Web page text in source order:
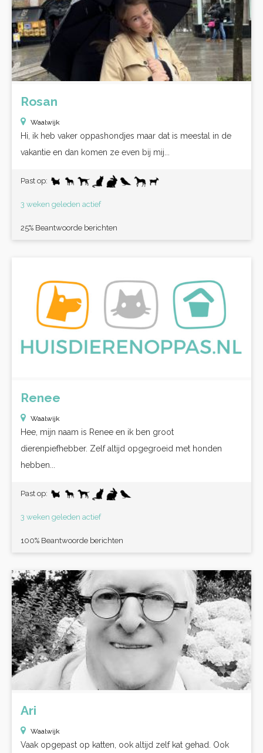
Rosan
Waalwijk
Hi, ik heb vaker oppashondjes maar dat is meestal in de
vakantie en dan komen ze even bij mij...
Past op:
3 weken geleden actief
25% Beantwoorde berichten
Renee
Waalwijk
Hee, mijn naam is Renee en ik ben groot
dierenpiefhebber. Zelf altijd opgegroeid met honden
hebben...
Past op:
3 weken geleden actief
100% Beantwoorde berichten
Ari
Waalwijk
Vaak opgepast op katten, ook altijd zelf kat gehad. Ook